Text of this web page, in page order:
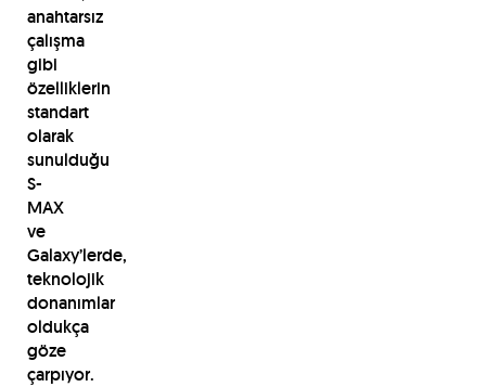
anahtarsız
çalışma
gibi
özelliklerin
standart
olarak
sunulduğu
S-
MAX
ve
Galaxy’lerde,
teknolojik
donanımlar
oldukça
göze
çarpıyor.